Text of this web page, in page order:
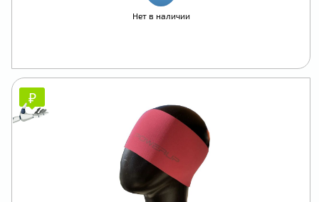
Нет в наличии
₽₽